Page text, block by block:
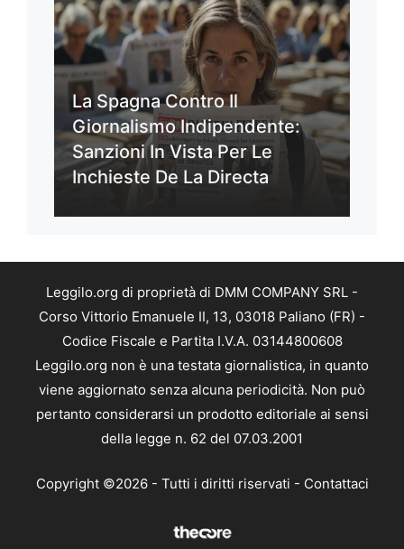
La Spagna Contro Il
Giornalismo Indipendente:
Sanzioni In Vista Per Le
Inchieste De La Directa
Leggilo.org di proprietà di DMM COMPANY SRL -
Corso Vittorio Emanuele II, 13, 03018 Paliano (FR) -
Codice Fiscale e Partita I.V.A. 03144800608
Leggilo.org non è una testata giornalistica, in quanto
viene aggiornato senza alcuna periodicità. Non può
pertanto considerarsi un prodotto editoriale ai sensi
della legge n. 62 del 07.03.2001
Copyright ©2026 - Tutti i diritti riservati - Contattaci